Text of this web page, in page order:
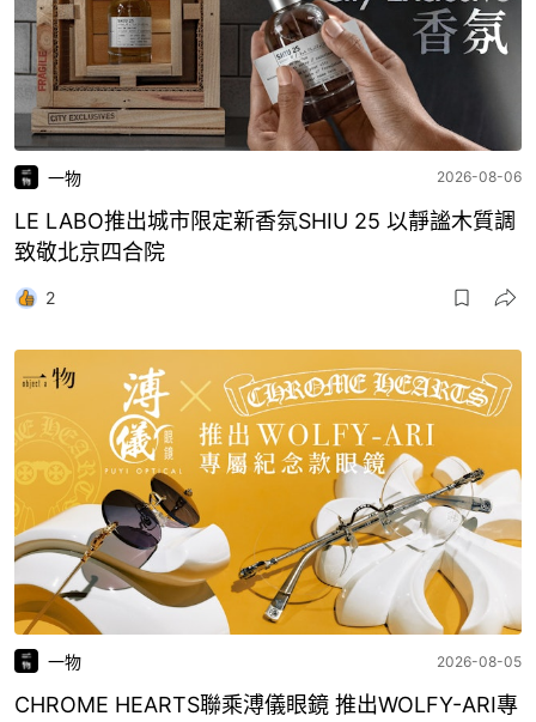
一物 2026-08-06
LE LABO推出城市限定新香氛SHIU 25 以靜謐木質調
致敬北京四合院
2
一物 2026-08-05
CHROME HEARTS聯乘溥儀眼鏡 推出WOLFY-ARI專